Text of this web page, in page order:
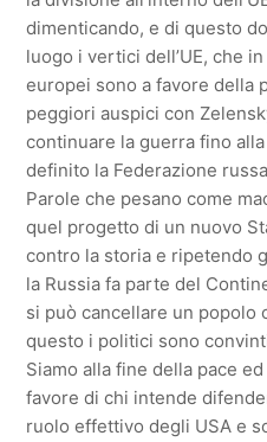
dimenticando, e di questo
luogo i vertici dell’UE, che
europei sono a favore della
peggiori auspici con
continuare la guerra fino
definito la Federazione
Parole che pesano come
quel progetto di un nuovo
contro la storia e ripetendo
la Russia fa parte del
si può cancellare un popolo
questo i politici sono
Siamo alla fine della pace
favore di chi intende
ruolo effettivo degli USA e